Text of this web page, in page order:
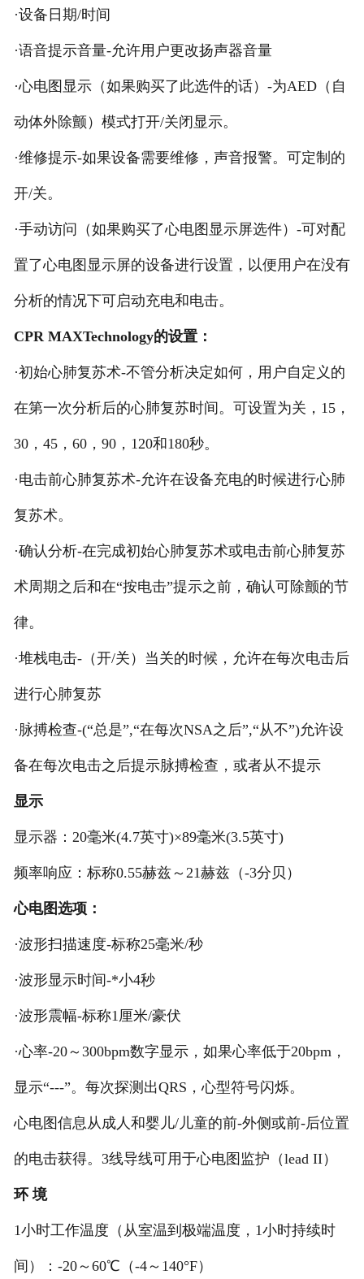
·设备日期/时间
·语音提示音量-允许用户更改扬声器音量
·心电图显示（如果购买了此选件的话）-为AED（自
动体外除颤）模式打开/关闭显示。
·维修提示-如果设备需要维修，声音报警。可定制的
开/关。
·手动访问（如果购买了心电图显示屏选件）-可对配
置了心电图显示屏的设备进行设置，以便用户在没有
分析的情况下可启动充电和电击。
CPR MAXTechnology的设置：
·初始心肺复苏术-不管分析决定如何，用户自定义的
在第一次分析后的心肺复苏时间。可设置为关，15，
30，45，60，90，120和180秒。
·电击前心肺复苏术-允许在设备充电的时候进行心肺
复苏术。
·确认分析-在完成初始心肺复苏术或电击前心肺复苏
术周期之后和在“按电击”提示之前，确认可除颤的节
律。
·堆栈电击-（开/关）当关的时候，允许在每次电击后
进行心肺复苏
·脉搏检查-(“总是”,“在每次NSA之后”,“从不”)允许设
备在每次电击之后提示脉搏检查，或者从不提示
显示
显示器：20毫米(4.7英寸)×89毫米(3.5英寸)
频率响应：标称0.55赫兹～21赫兹（-3分贝）
心电图选项：
·波形扫描速度-标称25毫米/秒
·波形显示时间-*小4秒
·波形震幅-标称1厘米/豪伏
·心率-20～300bpm数字显示，如果心率低于20bpm，
显示“---”。每次探测出QRS，心型符号闪烁。
心电图信息从成人和婴儿/儿童的前-外侧或前-后位置
的电击获得。3线导线可用于心电图监护（lead II）
环 境
1小时工作温度（从室温到极端温度，1小时持续时
间）：-20～60℃（-4～140°F）